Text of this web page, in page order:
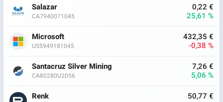
Salazar
CA7940071045
0,22 €
25,61 %
Microsoft
US5949181045
432,35 €
-0,38 %
Santacruz Silver Mining
CA80280U2056
7,26 €
5,06 %
Renk
50,77 €